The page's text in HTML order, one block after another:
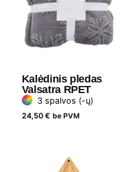
Kalėdinis pledas
Valsatra RPET
3 spalvos (-ų)
24,50 € be PVM